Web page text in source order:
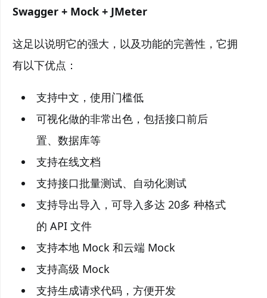
Swagger + Mock + JMeter
这足以说明它的强大，以及功能的完善性，它拥
有以下优点：
支持中文，使用门槛低
可视化做的非常出色，包括接口前后
置、数据库等
支持在线文档
支持接口批量测试、自动化测试
支持导出导入，可导入多达 20多 种格式
的 API 文件
支持本地 Mock 和云端 Mock
支持高级 Mock
支持生成请求代码，方便开发